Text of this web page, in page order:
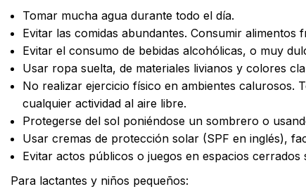
Tomar mucha agua durante todo el día.
Evitar las comidas abundantes. Consumir
Evitar el consumo de bebidas alcohólicas, o muy
Usar ropa suelta, de materiales livianos y colores
No realizar ejercicio físico en ambientes calurosos.
cualquier actividad al aire libre.
Protegerse del sol poniéndose un sombrero o
Usar cremas de protección solar (SPF en inglés),
Evitar actos públicos o juegos en espacios cerrados
Para lactantes y niños pequeños: